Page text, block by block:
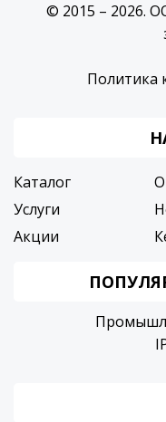
© 2015 – 2026.
Политика
Каталог
Услуги
Акции
О